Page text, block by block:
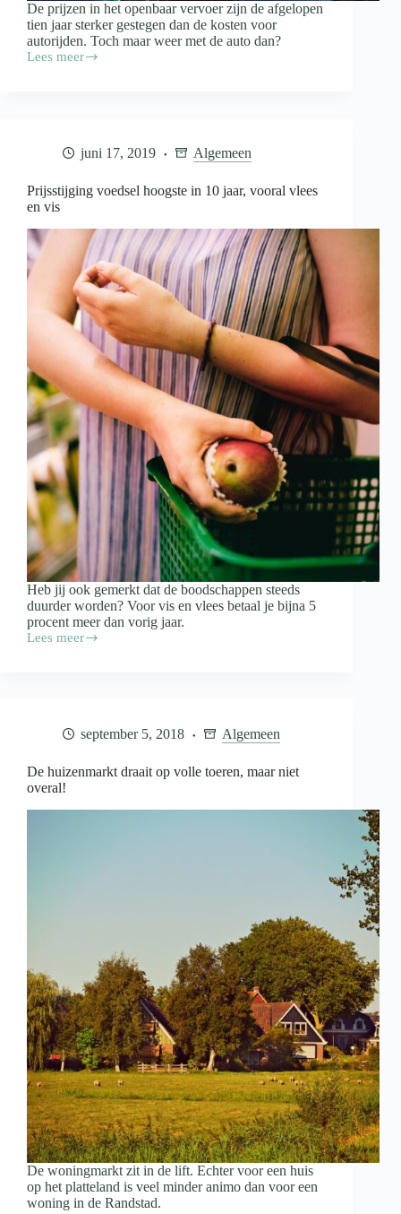
De prijzen in het openbaar vervoer zijn de afgelopen
tien jaar sterker gestegen dan de kosten voor
autorijden. Toch maar weer met de auto dan?
Lees meer
Prijzen
autokostenjuni 17, 2019 Algemeen
Prijsstijging voedsel hoogste in 10 jaar, vooral vlees
en vis
Heb jij ook gemerkt dat de boodschappen steeds
duurder worden? Voor vis en vlees betaal je bijna 5
procent meer dan vorig jaar.
Lees meer
Prijsstijging
en
vis
september 5, 2018 Algemeen
De huizenmarkt draait op volle toeren, maar niet
overal!
De woningmarkt zit in de lift. Echter voor een huis
op het platteland is veel minder animo dan voor een
woning in de Randstad.